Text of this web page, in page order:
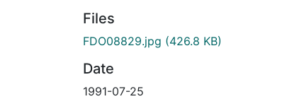
Files
FDO08829.jpg (426.8 KB)
Date
1991-07-25